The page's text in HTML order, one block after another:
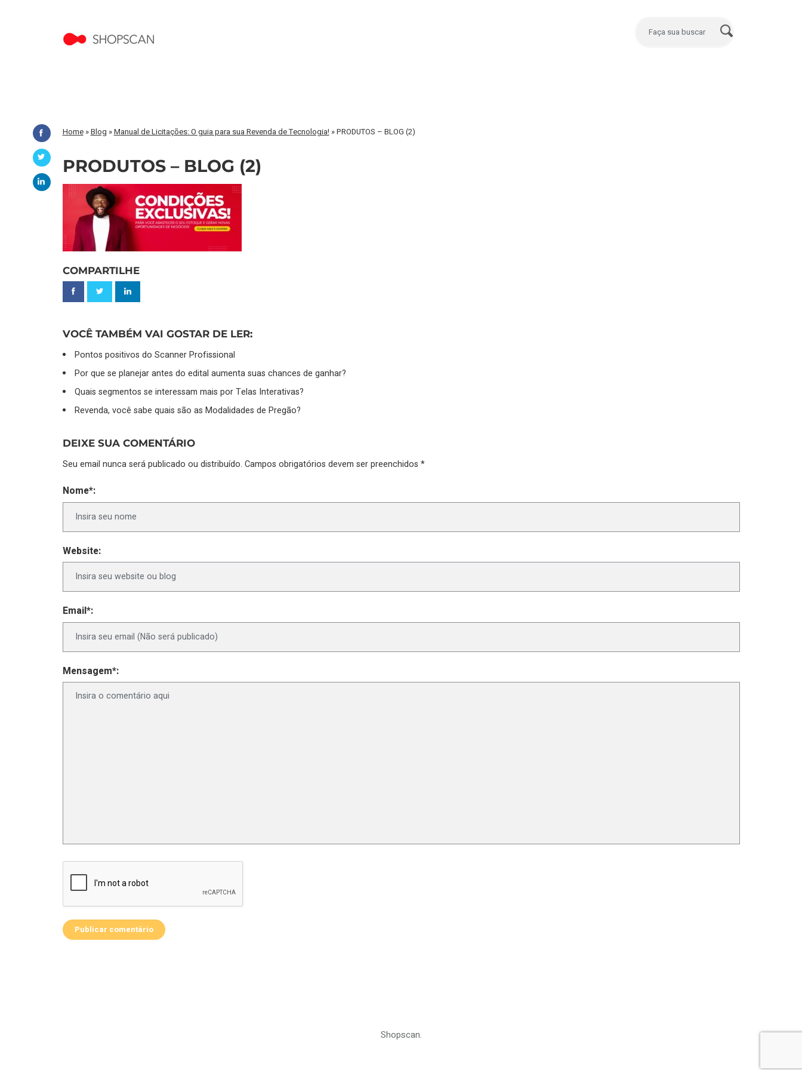
Home»Blog »Manual de Licitações: O guia para sua Revenda de Tecnologia!»PRODUTOS – BLOG (2)
PRODUTOS – BLOG (2)
COMPARTILHE
VOCÊ TAMBÉM VAI GOSTAR DE LER:
Pontos positivos do Scanner Profissional
Por que se planejar antes do edital aumenta suas chances de ganhar?
Quais segmentos se interessam mais por Telas Interativas?
Revenda, você sabe quais são as Modalidades de Pregão?
DEIXE SUA COMENTÁRIO
Seu email nunca será publicado ou distribuído. Campos obrigatórios devem ser preenchidos *
Nome*:
Website:
Email*:
Mensagem*:
Shopscan.